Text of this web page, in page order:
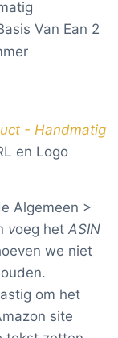
- Handmatig
en Logo
Algemeen >
voeg het ASIN
we niet
om het
site